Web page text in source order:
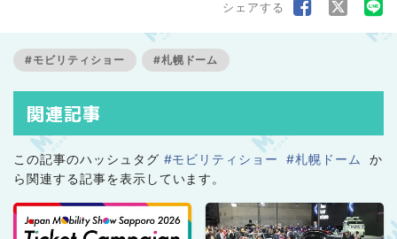
シェアする
#モビリティショー #札幌ドーム
関連記事
この記事のハッシュタグ #モビリティショー #札幌ドーム
か
ら関連する記事を表示しています。